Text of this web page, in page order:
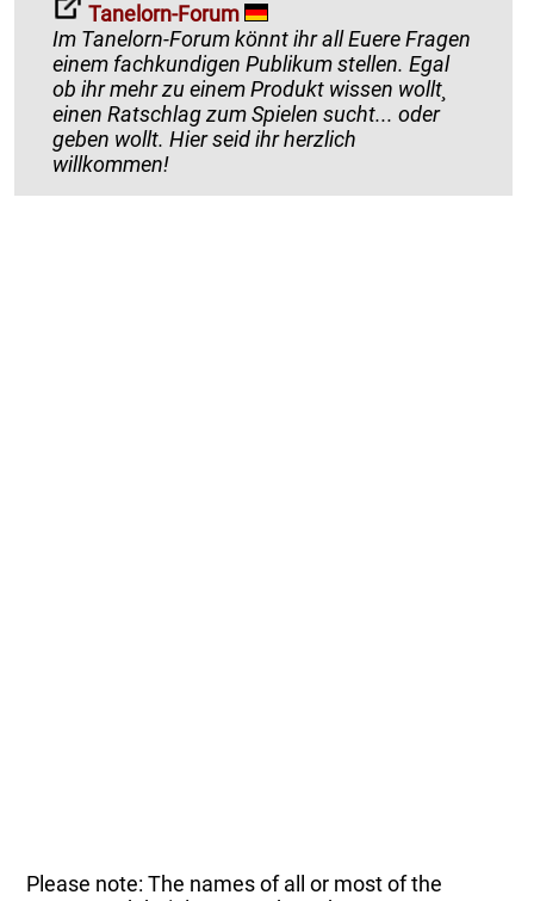
Tanelorn-Forum
Im Tanelorn-Forum könnt ihr all Euere Fragen
einem fachkundigen Publikum stellen. Egal
ob ihr mehr zu einem Produkt wissen wollt¸
einen Ratschlag zum Spielen sucht... oder
geben wollt. Hier seid ihr herzlich
willkommen!
Please note: The names of all or most of the